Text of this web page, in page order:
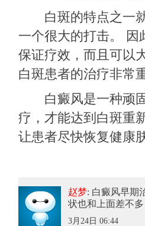
白斑的特点之一就
一个很大的打击。 因
保证疗效，而且可以
白斑患者的治疗非常
白癜风是一种顽固
疗，才能达到白斑重
让患者尽快恢复健康
赵梦: 白癜风早期
状也和上面差不
3月24日 06:44